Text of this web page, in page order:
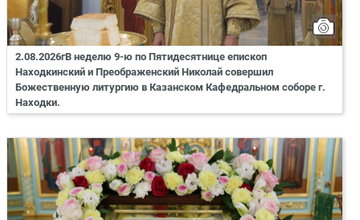
2.08.2026гВ неделю 9-ю по Пятидесятнице епископ
Находкинский и Преображенский Николай совершил
Божественную литургию в Казанском Кафедральном соборе г.
Находки.